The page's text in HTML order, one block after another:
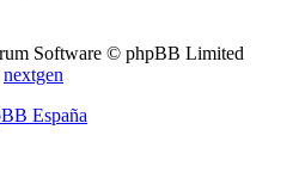
Software © phpBB Limited
nextgen
España